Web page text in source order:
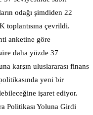
odağı şimdiden 22
toplantısına çevrildi.
anketine göre
daha yüzde 37
karşın uluslararası finans
yeni bir
işaret ediyor.
Politikası Yoluna Girdi